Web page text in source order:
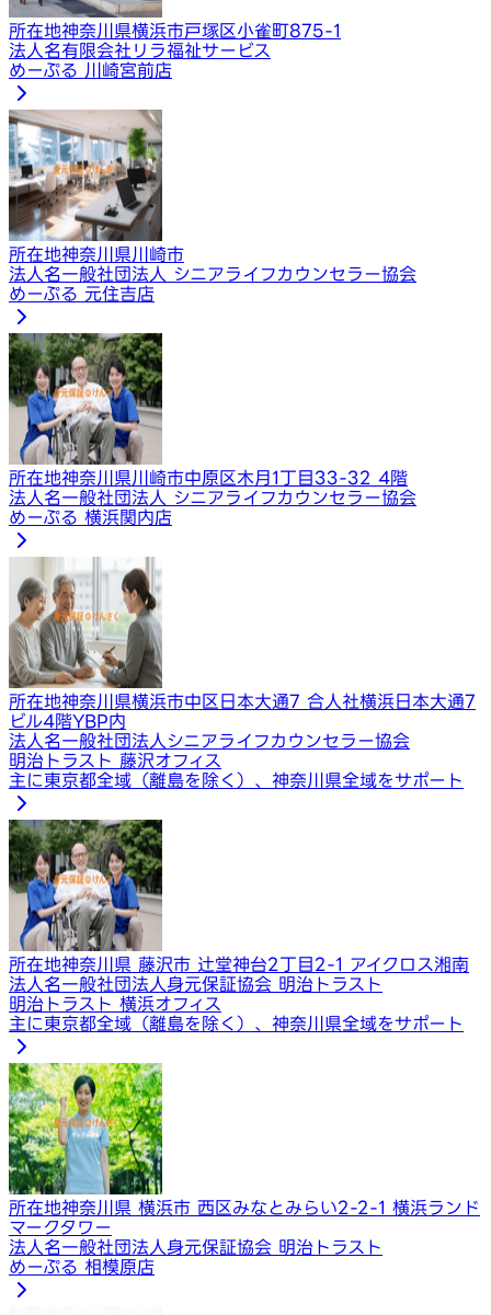
所在地神奈川県横浜市戸塚区小雀町875-1
法人名有限会社リラ福祉サービス
めーぷる 川崎宮前店
所在地神奈川県川崎市
法人名一般社団法人 シニアライフカウンセラー協会
めーぷる 元住吉店
所在地神奈川県川崎市中原区木月1丁目33-32 4階
法人名一般社団法人 シニアライフカウンセラー協会
めーぷる 横浜関内店
所在地神奈川県横浜市中区日本大通7 合人社横浜日本大通7
ビル4階YBP内
法人名一般社団法人シニアライフカウンセラー協会
明治トラスト 藤沢オフィス
主に東京都全域（離島を除く）、神奈川県全域をサポート
所在地神奈川県 藤沢市 辻堂神台2丁目2-1 アイクロス湘南
法人名一般社団法人身元保証協会 明治トラスト
明治トラスト 横浜オフィス
主に東京都全域（離島を除く）、神奈川県全域をサポート
所在地神奈川県 横浜市 西区みなとみらい2-2-1 横浜ランド
マークタワー
法人名一般社団法人身元保証協会 明治トラスト
めーぷる 相模原店